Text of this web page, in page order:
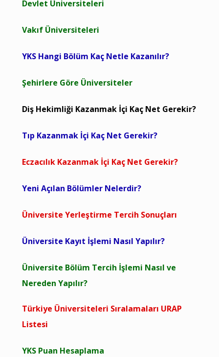
Devlet Üniversiteleri
Vakıf Üniversiteleri
YKS Hangi Bölüm Kaç Netle Kazanılır?
Şehirlere Göre Üniversiteler
Diş Hekimliği Kazanmak İçi Kaç Net Gerekir?
Tıp Kazanmak İçi Kaç Net Gerekir?
Eczacılık Kazanmak İçi Kaç Net Gerekir?
Yeni Açılan Bölümler Nelerdir?
Üniversite Yerleştirme Tercih Sonuçları
Üniversite Kayıt İşlemi Nasıl Yapılır?
Üniversite Bölüm Tercih İşlemi Nasıl ve
Nereden Yapılır?
Türkiye Üniversiteleri Sıralamaları URAP
Listesi
YKS Puan Hesaplama